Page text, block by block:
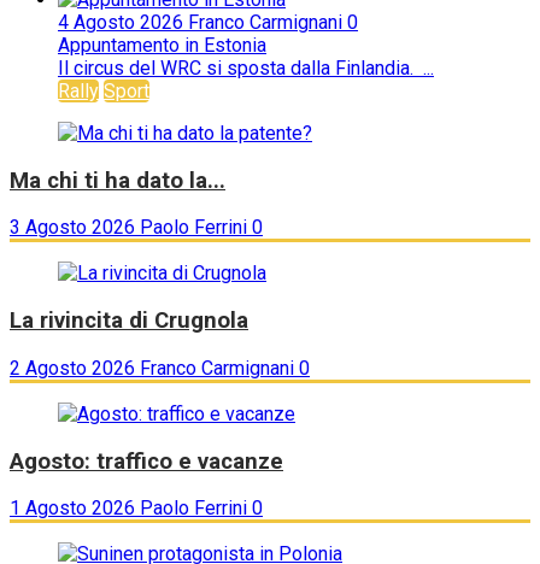
4 Agosto 2026 Franco Carmignani 0
Appuntamento in Estonia
Il circus del WRC si sposta dalla Finlandia. ...
Rally Sport
Ma chi ti ha dato la...
3 Agosto 2026 Paolo Ferrini 0
La rivincita di Crugnola
2 Agosto 2026 Franco Carmignani 0
Agosto: traffico e vacanze
1 Agosto 2026 Paolo Ferrini 0